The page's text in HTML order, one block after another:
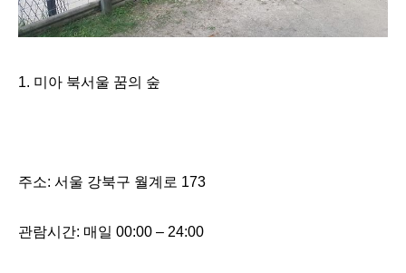
1. 미아 북서울 꿈의 숲
주소: 서울 강북구 월계로 173
관람시간: 매일 00:00 – 24:00